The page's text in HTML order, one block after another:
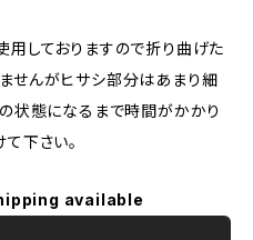
用しておりますので折り曲げた
せんがヒサシ部分はあまり細
状態になるまで時間がかかり
下さい。
available